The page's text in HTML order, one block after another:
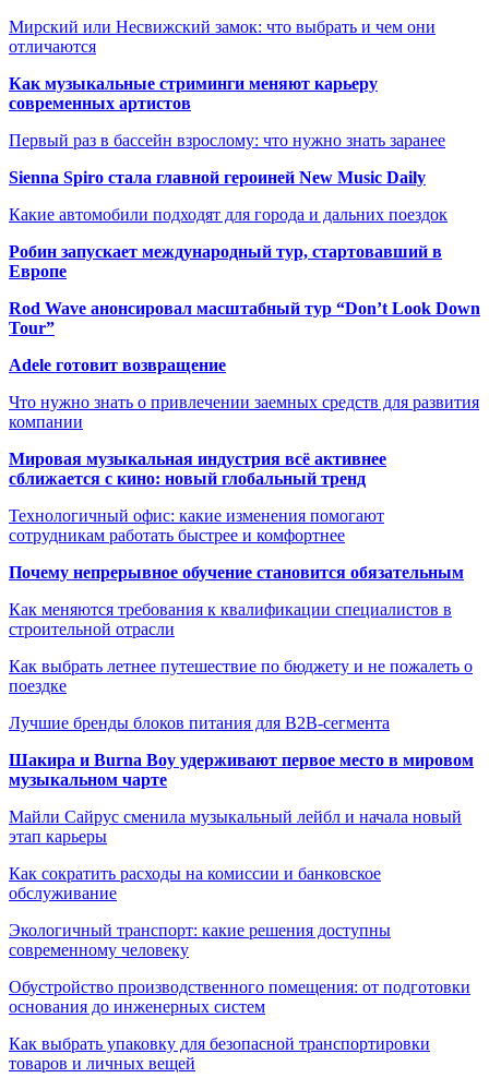
Мирский или Несвижский замок: что выбрать и чем они
отличаются
Как музыкальные стриминги меняют карьеру
современных артистов
Первый раз в бассейн взрослому: что нужно знать заранее
Sienna Spiro стала главной героиней New Music Daily
Какие автомобили подходят для города и дальних поездок
Робин запускает международный тур, стартовавший в
Европе
Rod Wave анонсировал масштабный тур “Don’t Look Down
Tour”
Adele готовит возвращение
Что нужно знать о привлечении заемных средств для развития
компании
Мировая музыкальная индустрия всё активнее
сближается с кино: новый глобальный тренд
Технологичный офис: какие изменения помогают
сотрудникам работать быстрее и комфортнее
Почему непрерывное обучение становится обязательным
Как меняются требования к квалификации специалистов в
строительной отрасли
Как выбрать летнее путешествие по бюджету и не пожалеть о
поездке
Лучшие бренды блоков питания для B2B-сегмента
Шакира и Burna Boy удерживают первое место в мировом
музыкальном чарте
Майли Сайрус сменила музыкальный лейбл и начала новый
этап карьеры
Как сократить расходы на комиссии и банковское
обслуживание
Экологичный транспорт: какие решения доступны
современному человеку
Обустройство производственного помещения: от подготовки
основания до инженерных систем
Как выбрать упаковку для безопасной транспортировки
товаров и личных вещей